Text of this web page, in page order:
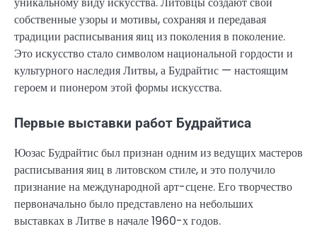
собственные узоры и мотивы, сохраняя и передавая
традиции расписывания яиц из поколения в поколение.
Это искусство стало символом национальной гордости и
культурного наследия Литвы, а Будрайтис — настоящим
героем и пионером этой формы искусства.
Первые выставки работ Будрайтиса
Юозас Будрайтис был признан одним из ведущих мастеров
расписывания яиц в литовском стиле, и это получило
признание на международной арт-сцене. Его творчество
первоначально было представлено на небольших
выставках в Литве в начале 1960-х годов.